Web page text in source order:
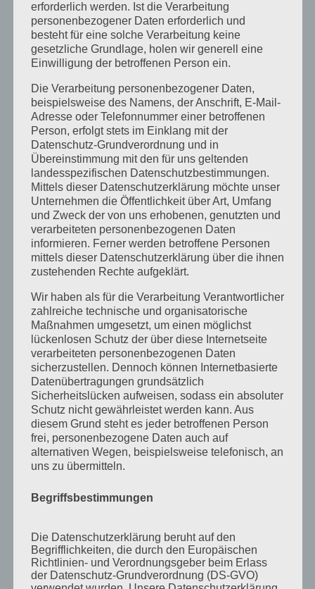
Neueste Kommentare
Katrin JostzuKletterwald auf Englisch
Christine NeuhauszuKletterwald auf Englisch
WiebkezuEaster camp summary from our
Senior boys!
Katrin JostzuEaster camp summary from our
Senior boys!
WiebkezuEaster camp summary from our
Senior boys!
Archiv
September 2021
Februar 2021
Oktober 2020
September 2020
August 2020
Juli 2020
Juni 2020
Mai 2020
April 2020
März 2020
Juni 2019
November 2018
Oktober 2018
erforderlich werden. Ist die Verarbeitung
personenbezogener Daten erforderlich und
besteht für eine solche Verarbeitung keine
gesetzliche Grundlage, holen wir generell eine
Einwilligung der betroffenen Person ein.
Die Verarbeitung personenbezogener Daten,
beispielsweise des Namens, der Anschrift, E-Mail-
Adresse oder Telefonnummer einer betroffenen
Person, erfolgt stets im Einklang mit der
Datenschutz-Grundverordnung und in
Übereinstimmung mit den für uns geltenden
landesspezifischen Datenschutzbestimmungen.
Mittels dieser Datenschutzerklärung möchte unser
Unternehmen die Öffentlichkeit über Art, Umfang
und Zweck der von uns erhobenen, genutzten und
verarbeiteten personenbezogenen Daten
informieren. Ferner werden betroffene Personen
mittels dieser Datenschutzerklärung über die ihnen
zustehenden Rechte aufgeklärt.
Wir haben als für die Verarbeitung Verantwortlicher
zahlreiche technische und organisatorische
Maßnahmen umgesetzt, um einen möglichst
lückenlosen Schutz der über diese Internetseite
verarbeiteten personenbezogenen Daten
sicherzustellen. Dennoch können Internetbasierte
Datenübertragungen grundsätzlich
Sicherheitslücken aufweisen, sodass ein absoluter
Schutz nicht gewährleistet werden kann. Aus
diesem Grund steht es jeder betroffenen Person
frei, personenbezogene Daten auch auf
alternativen Wegen, beispielsweise telefonisch, an
uns zu übermitteln.
Begriffsbestimmungen
Die Datenschutzerklärung beruht auf den
Begrifflichkeiten, die durch den Europäischen
Richtlinien- und Verordnungsgeber beim Erlass
der Datenschutz-Grundverordnung (DS-GVO)